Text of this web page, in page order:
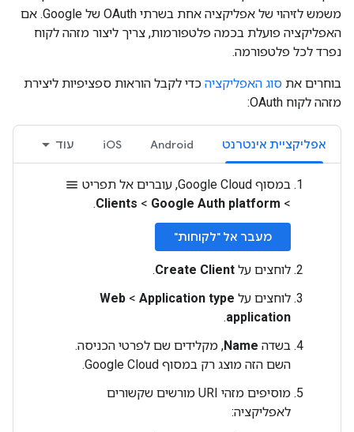
משמש לזיהוי של אפליקציה אחת בשרתי OAuth של Google. אם
האפליקציה פועלת בכמה פלטפורמות, צריך ליצור מזהה לקוח
נפרד לכל פלטפורמה.
בוחרים את סוג האפליקציה כדי לקבל הוראות ספציפיות ליצירת
מזהה לקוח OAuth:
אפליקציית אינטרנט Android
iOS עוד
במסוף Google Cloud, עוברים אל תפריט menu
>
Google Auth platform
>
Clients
.
מעבר אל "לקוחות"
לוחצים על Create Client
.
לוחצים על Application type
>
Web
application
.
בשדה Name, מקלידים שם לפרטי הכניסה.
השם הזה מוצג רק במסוף Google Cloud.
מוסיפים מזהי URI מורשים שקשורים
לאפליקציה: